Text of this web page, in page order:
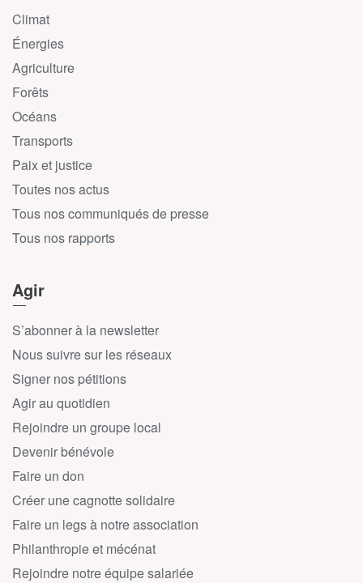
Climat
Énergies
Agriculture
Forêts
Océans
Transports
Paix et justice
Toutes nos actus
Tous nos communiqués de presse
Tous nos rapports
Agir
S’abonner à la newsletter
Nous suivre sur les réseaux
Signer nos pétitions
Agir au quotidien
Rejoindre un groupe local
Devenir bénévole
Faire un don
Créer une cagnotte solidaire
Faire un legs à notre association
Philanthropie et mécénat
Rejoindre notre équipe salariée